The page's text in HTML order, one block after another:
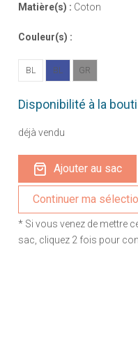
Matière(s) : Coton
Couleur(s) :
BL BL GR
Disponibilité à la
déjà vendu
Ajouter au sac
* Si vous venez de mettre
sac, cliquez 2 fois pour